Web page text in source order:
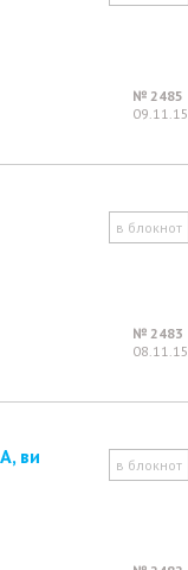
№ 2485
09.11.15
в блокнот
№ 2483
08.11.15
в блокнот